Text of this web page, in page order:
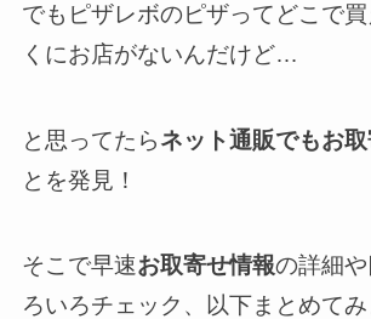
でもピザレボのピザってどこで
くにお店がないんだけど…
と思ってたらネット通販でもお
とを発見！
そこで早速お取寄せ情報の詳細や
ろいろチェック、以下まとめてみ